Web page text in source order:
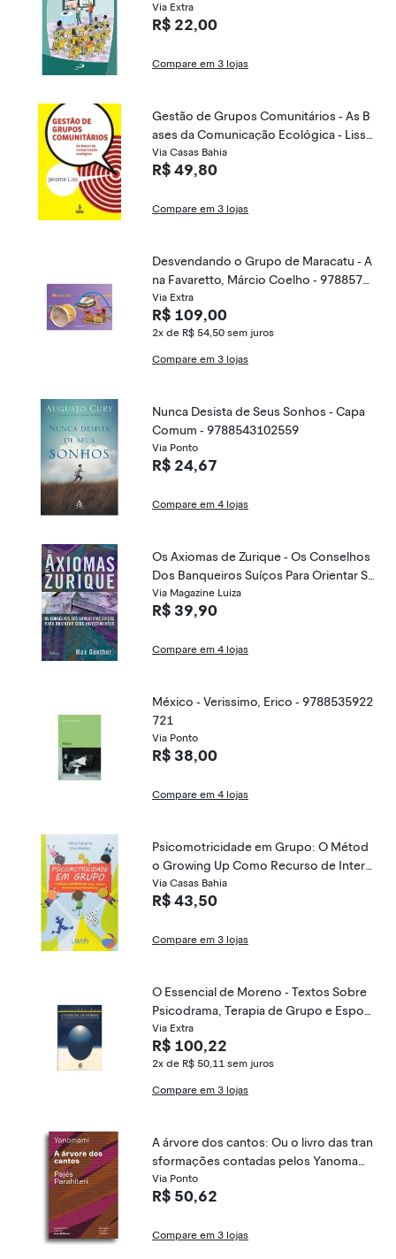
9788534944182
Via Extra
R$ 22,00
Compare em 3 lojas
Gestão de Grupos Comunitários - As B
ases da Comunicação Ecológica - Liss,
Jerome - 9788532306517
Via Casas Bahia
R$ 49,80
Compare em 3 lojas
Desvendando o Grupo de Maracatu - A
na Favaretto, Márcio Coelho - 9788572
088589
Via Extra
R$ 109,00
2x de R$ 54,50 sem juros
Compare em 3 lojas
Nunca Desista de Seus Sonhos - Capa
Comum - 9788543102559
Via Ponto
R$ 24,67
Compare em 4 lojas
Os Axiomas de Zurique - Os Conselhos
Dos Banqueiros Suíços Para Orientar Se
us Investimentos - Gunther, Max - 9788
568905159
Via Magazine Luiza
R$ 39,90
Compare em 4 lojas
México - Verissimo, Erico - 9788535922
721
Via Ponto
R$ 38,00
Compare em 4 lojas
Psicomotricidade em Grupo: O Métod
o Growing Up Como Recurso de Interv
enção Terapêutica - Vera Mattos, Aline
Kabarite - 9788578542924
Via Casas Bahia
R$ 43,50
Compare em 3 lojas
O Essencial de Moreno - Textos Sobre
Psicodrama, Terapia de Grupo e Espon
taneidade - Fox, Jonathan - 978857183
7904
Via Extra
R$ 100,22
2x de R$ 50,11 sem juros
Compare em 3 lojas
A árvore dos cantos: Ou o livro das tran
sformações contadas pelos Yanomami
do grupo Parahiteri
Via Ponto
R$ 50,62
Compare em 3 lojas